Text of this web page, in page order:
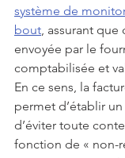
système de
bout, assurant que
envoyée par le
comptabilisée et
En ce sens, la
permet d’établir
d’éviter toute
fonction de « non-